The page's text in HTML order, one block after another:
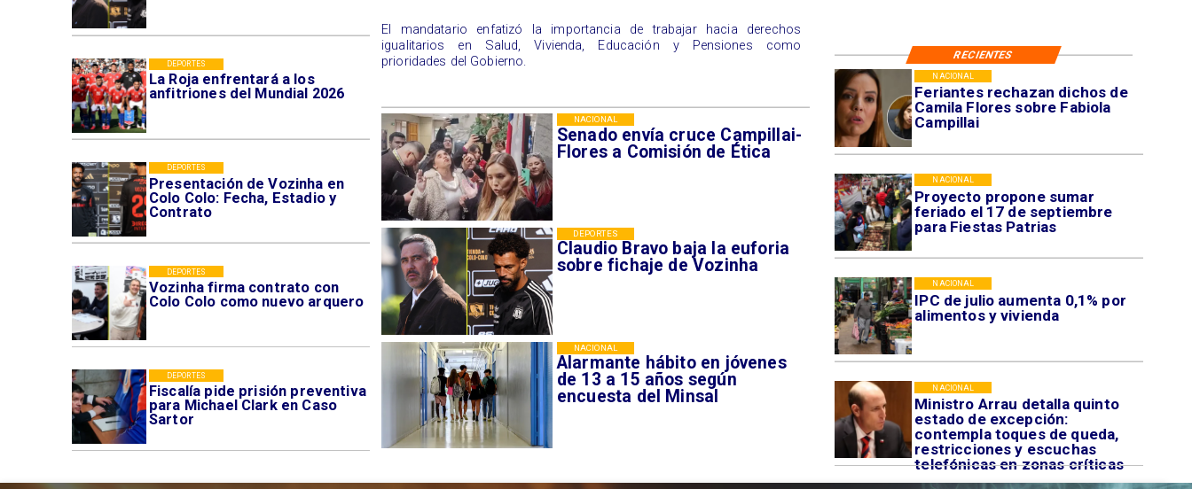
Feriantes rechazan dichos de
Camila Flores sobre Fabiola
Campillai
NACIONAL
Proyecto propone sumar
feriado el 17 de septiembre
para Fiestas Patrias
NACIONAL
IPC de julio aumenta 0,1% por
alimentos y vivienda
NACIONAL
Ministro Arrau detalla quinto
estado de excepción:
contempla toques de queda,
restricciones y escuchas
telefónicas en zonas críticas
NACIONAL
La Roja enfrentará a los
anfitriones del Mundial 2026
DEPORTES
Presentación de Vozinha en
Colo Colo: Fecha, Estadio y
Contrato
DEPORTES
Vozinha firma contrato con
Colo Colo como nuevo arquero
DEPORTES
Fiscalía pide prisión preventiva
para Michael Clark en Caso
Sartor
DEPORTES
Senado envía cruce Campillai-
Flores a Comisión de Ética
NACIONAL
Claudio Bravo baja la euforia
sobre fichaje de Vozinha
DEPORTES
Alarmante hábito en jóvenes
de 13 a 15 años según
encuesta del Minsal
NACIONAL
El mandatario enfatizó la importancia de trabajar hacia derechos
igualitarios en Salud, Vivienda, Educación y Pensiones como
prioridades del Gobierno.
RECIENTES